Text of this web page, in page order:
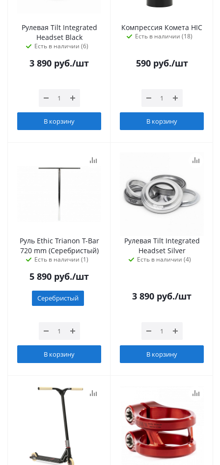
Рулевая Tilt Integrated
Headset Black
Есть в наличии (6)
3 890 руб./шт
В корзину
Компрессия Комета HIC
Есть в наличии (18)
590руб./шт
В корзину
Руль Ethic Trianon T-Bar
720 mm (Серебристый)
Есть в наличии (1)
5 890 руб./шт
Серебристый
В корзину
Рулевая Tilt Integrated
Headset Silver
Есть в наличии (4)
3 890 руб./шт
В корзину